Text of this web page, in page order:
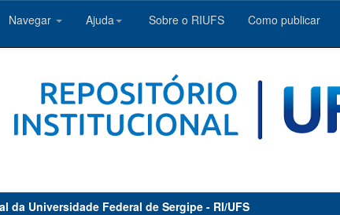
Navegar Ajuda Sobre o RIUFS Como publicar
da Universidade Federal de Sergipe - RI/UFS